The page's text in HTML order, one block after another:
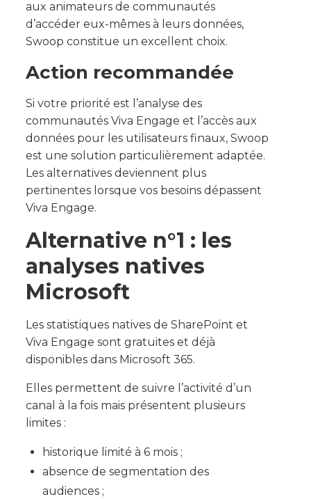
aux animateurs de communautés
d’accéder eux-mêmes à leurs données,
Swoop constitue un excellent choix.
Action recommandée
Si votre priorité est l’analyse des
communautés Viva Engage et l’accès aux
données pour les utilisateurs finaux, Swoop
est une solution particulièrement adaptée.
Les alternatives deviennent plus
pertinentes lorsque vos besoins dépassent
Viva Engage.
Alternative n°1 : les
analyses natives
Microsoft
Les statistiques natives de SharePoint et
Viva Engage sont gratuites et déjà
disponibles dans Microsoft 365.
Elles permettent de suivre l’activité d’un
canal à la fois mais présentent plusieurs
limites :
historique limité à 6 mois ;
absence de segmentation des
audiences ;